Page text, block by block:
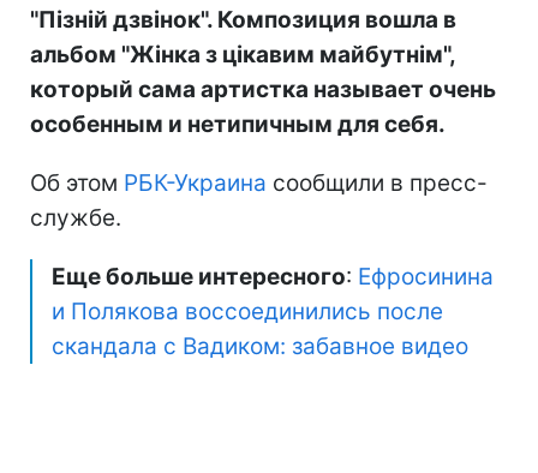
"Пізній дзвінок". Композиция вошла в
альбом "Жінка з цікавим майбутнім",
который сама артистка называет очень
особенным и нетипичным для себя.
Об этом РБК-Украина сообщили в пресс-
службе.
Еще больше интересного: Ефросинина
и Полякова воссоединились после
скандала с Вадиком: забавное видео